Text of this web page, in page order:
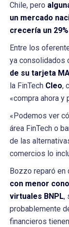
Chile, pero
un mercado
crecería un
Entre los
ya consolidados
de su tarjeta
la FinTech Cleo,
«compra ahora y
«Podemos ver
área FinTech o
de las
comercios lo
Bozzo reparó en
con menor
virtuales BNPL,
probablemente
financieros